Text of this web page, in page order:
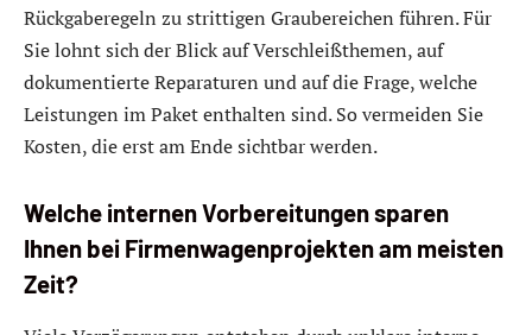
Rückgaberegeln zu strittigen Graubereichen führen. Für
Sie lohnt sich der Blick auf Verschleißthemen, auf
dokumentierte Reparaturen und auf die Frage, welche
Leistungen im Paket enthalten sind. So vermeiden Sie
Kosten, die erst am Ende sichtbar werden.
Welche internen Vorbereitungen sparen
Ihnen bei Firmenwagenprojekten am meisten
Zeit?